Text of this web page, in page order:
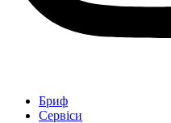
Бриф
Сервіси